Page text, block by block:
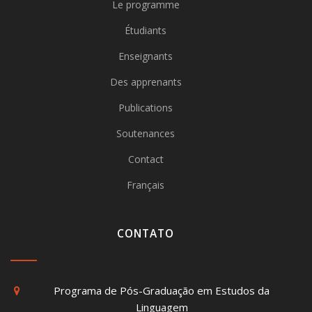
Le programme
Étudiants
Enseignants
Des apprenants
Publications
Soutenances
Contact
Français
CONTATO
Programa de Pós-Graduação em Estudos da
Linguagem